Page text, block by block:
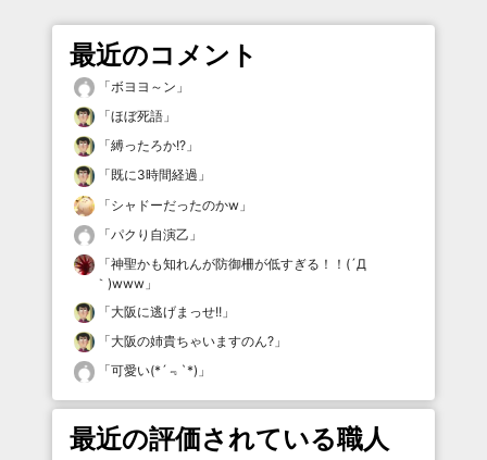
最近のコメント
「ボヨヨ～ン 」
「ほぼ死語 」
「縛ったろか!? 」
「既に3時間経過 」
「シャドーだったのかw 」
「パクり自演乙 」
「神聖かも知れんが防御柵が低すぎる！！(´Д
｀)www 」
「大阪に逃げまっせ!! 」
「大阪の姉貴ちゃいますのん? 」
「可愛い(*´﹃`*) 」
最近の評価されている職人